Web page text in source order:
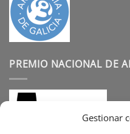
Gestionar
PREMIO NACIONAL DE